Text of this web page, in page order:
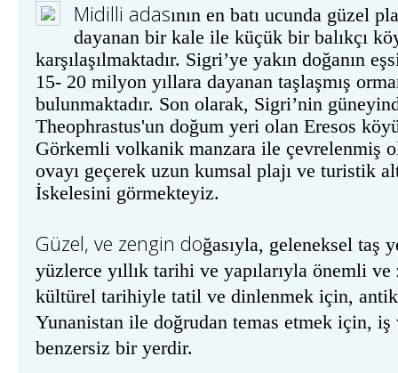
Midilli adasının en batı ucunda güzel
dayanan bir kale ile küçük bir balıkçı
karşılaşılmaktadır. Sigri’ye yakın doğanın
15- 20 milyon yıllara dayanan taşlaşmış
bulunmaktadır. Son olarak, Sigri’nin
Theophrastus'un doğum yeri olan Eresos
Görkemli volkanik manzara ile çevrelenmiş
ovayı geçerek uzun kumsal plajı ve turistik
İskelesini görmekteyiz.
Güzel, ve zengin doğasıyla, geleneksel taş
yüzlerce yıllık tarihi ve yapılarıyla önemli
kültürel tarihiyle tatil ve dinlenmek için,
Yunanistan ile doğrudan temas etmek için, iş
benzersiz bir yerdir.